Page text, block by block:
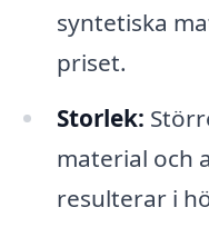
syntetiska
priset.
Storlek:
material och
resulterar i